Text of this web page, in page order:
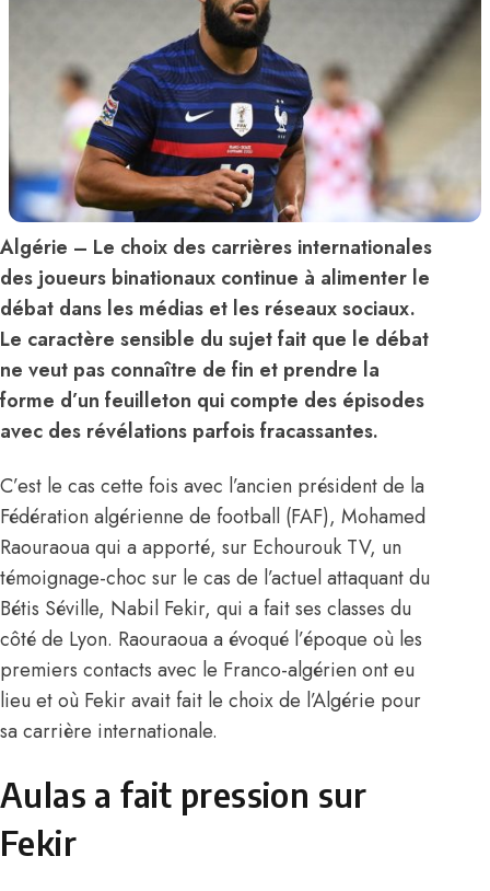
Algérie – Le choix des carrières internationales
des joueurs binationaux continue à alimenter le
débat dans les médias et les réseaux sociaux.
Le caractère sensible du sujet fait que le débat
ne veut pas connaître de fin et prendre la
forme d’un feuilleton qui compte des épisodes
avec des révélations parfois fracassantes.
C’est le cas cette fois avec l’ancien président de la
Fédération algérienne de football (FAF), Mohamed
Raouraoua qui a apporté, sur Echourouk TV, un
témoignage-choc sur le cas de l’actuel attaquant du
Bétis Séville, Nabil Fekir, qui a fait ses classes du
côté de Lyon. Raouraoua a évoqué l’époque où les
premiers contacts avec le Franco-algérien ont eu
lieu et où Fekir avait fait le choix de l’Algérie pour
sa carrière internationale.
Aulas a fait pression sur
Fekir